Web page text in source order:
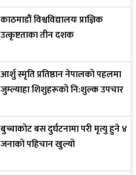
काठमाडौं विश्वविद्यालयः प्राज्ञिक
उत्कृष्टताका तीन दशक
आर्शु स्मृति प्रतिष्ठान नेपालको पहलमा
जुम्ल्याहा शिशुहरूको नि:शुल्क उपचार
बुच्चाकोट बस दुर्घटनामा परी मृत्यु हुने ४
जनाको पहिचान खुल्यो